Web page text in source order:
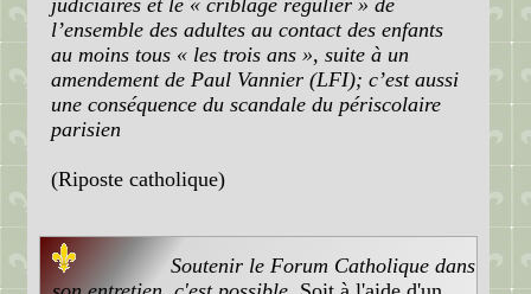
l’ensemble des adultes au contact des enfants
au moins tous « les trois ans », suite à un
amendement de Paul Vannier (LFI); c’est aussi
une conséquence du scandale du périscolaire
parisien
(Riposte catholique)
Soutenir le Forum Catholique dans